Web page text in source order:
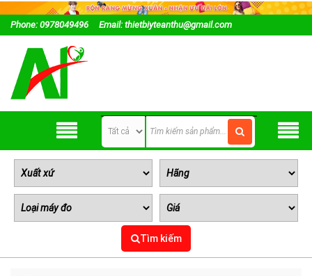
Phone: 0978049496 Email: thietbiyteanthu@gmail.com
Tìm kiếm